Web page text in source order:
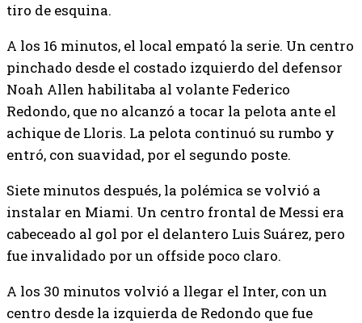
tiro de esquina.
A los 16 minutos, el local empató la serie. Un centro
pinchado desde el costado izquierdo del defensor
Noah Allen habilitaba al volante Federico
Redondo, que no alcanzó a tocar la pelota ante el
achique de Lloris. La pelota continuó su rumbo y
entró, con suavidad, por el segundo poste.
Siete minutos después, la polémica se volvió a
instalar en Miami. Un centro frontal de Messi era
cabeceado al gol por el delantero Luis Suárez, pero
fue invalidado por un offside poco claro.
A los 30 minutos volvió a llegar el Inter, con un
centro desde la izquierda de Redondo que fue